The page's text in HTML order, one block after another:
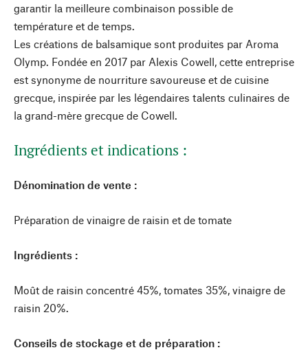
garantir la meilleure combinaison possible de
température et de temps.
Les créations de balsamique sont produites par Aroma
Olymp. Fondée en 2017 par Alexis Cowell, cette entreprise
est synonyme de nourriture savoureuse et de cuisine
grecque, inspirée par les légendaires talents culinaires de
la grand-mère grecque de Cowell.
Ingrédients et indications :
Dénomination de vente :
Préparation de vinaigre de raisin et de tomate
Ingrédients :
Moût de raisin concentré 45%, tomates 35%, vinaigre de
raisin 20%.
Conseils de stockage et de préparation :